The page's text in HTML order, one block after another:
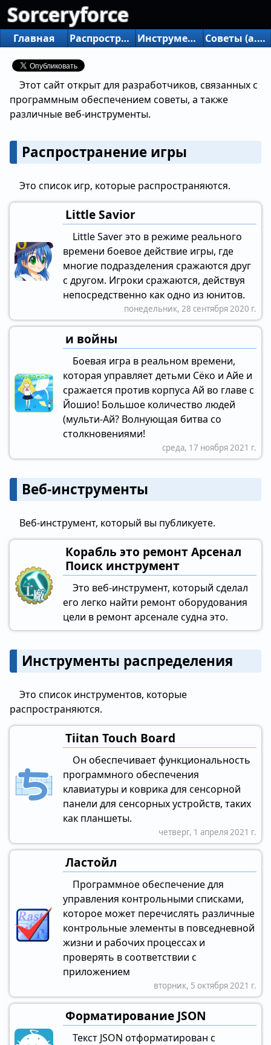
Sorceryforce
Главная Распространение игры Инструменты распределения Советы (a.m.)
Этот сайт открыт для разработчиков, связанных с
программным обеспечением советы, а также
различные веб-инструменты.
Распространение игры
Это список игр, которые распространяются.
Little Savior
Little Saver это в режиме реального
времени боевое действие игры, где
многие подразделения сражаются друг
с другом. Игроки сражаются, действуя
непосредственно как одно из юнитов.
понедельник, 28 сентября 2020 г.
и войны
Боевая игра в реальном времени,
которая управляет детьми Сёко и Айе и
сражается против корпуса Ай во главе с
Йошио! Большое количество людей
(мульти-Ай? Волнующая битва со
столкновениями!
среда, 17 ноября 2021 г.
Веб-инструменты
Веб-инструмент, который вы публикуете.
Корабль это ремонт Арсенал
Поиск инструмент
Это веб-инструмент, который сделал
его легко найти ремонт оборудования
цели в ремонт арсенале судна это.
Инструменты распределения
Это список инструментов, которые
распространяются.
Tiitan Touch Board
Он обеспечивает функциональность
программного обеспечения
клавиатуры и коврика для сенсорной
панели для сенсорных устройств, таких
как планшеты.
четверг, 1 апреля 2021 г.
Ластойл
Программное обеспечение для
управления контрольными списками,
которое может перечислять различные
контрольные элементы в повседневной
жизни и рабочих процессах и
проверять в соответствии с
приложением
вторник, 5 октября 2021 г.
Форматирование JSON
Текст JSON отформатирован с